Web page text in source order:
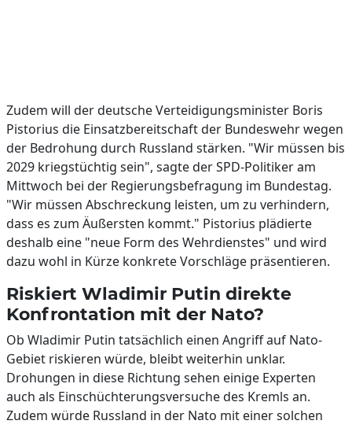
Zudem will der deutsche Verteidigungsminister Boris
Pistorius die Einsatzbereitschaft der Bundeswehr wegen
der Bedrohung durch Russland stärken. "Wir müssen bis
2029 kriegstüchtig sein", sagte der SPD-Politiker am
Mittwoch bei der Regierungsbefragung im Bundestag.
"Wir müssen Abschreckung leisten, um zu verhindern,
dass es zum Äußersten kommt." Pistorius plädierte
deshalb eine "neue Form des Wehrdienstes" und wird
dazu wohl in Kürze konkrete Vorschläge präsentieren.
Riskiert Wladimir Putin direkte
Konfrontation mit der Nato?
Ob Wladimir Putin tatsächlich einen Angriff auf Nato-
Gebiet riskieren würde, bleibt weiterhin unklar.
Drohungen in diese Richtung sehen einige Experten
auch als Einschüchterungsversuche des Kremls an.
Zudem würde Russland in der Nato mit einer solchen